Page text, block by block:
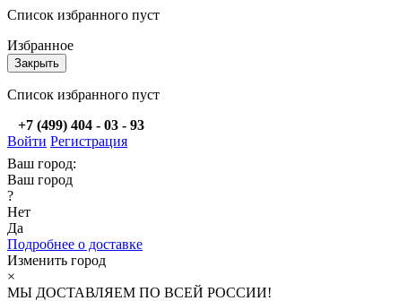
Список избранного пуст
Избранное
Закрыть
Список избранного пуст
+7 (499) 404 - 03 - 93
Войти Регистрация
Ваш город:
Ваш город
?
Нет
Да
Подробнее о доставке
Изменить город
×
МЫ ДОСТАВЛЯЕМ ПО ВСЕЙ РОССИИ!